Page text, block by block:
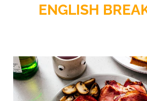
ENGLISH